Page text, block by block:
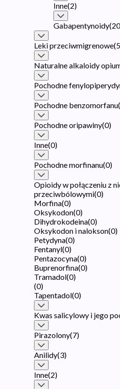
Inne(2)
Gabapentynoidy(20
Leki przeciwmigrenowe(5
Naturalne alkaloidy
Pochodne
Pochodne benzomorfanu(
Pochodne oripawiny(0)
Inne(0)
Pochodne morfinanu(0)
Opioidy w połączeniu z
przeciwbólowymi(0)
Morfina(0)
Oksykodon(0)
Dihydrokodeina(0)
Oksykodon i nalokson(0)
Petydyna(0)
Fentanyl(0)
Pentazocyna(0)
Buprenorfina(0)
Tramadol(0)
(0)
Tapentadol(0)
Kwas salicylowy i jego
Pirazolony(7)
Anilidy(3)
Inne(2)